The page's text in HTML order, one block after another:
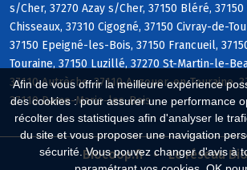
Afin de vous offrir la meilleure expérience
des cookies : pour assurer une performance
récolter des statistiques afin d'analyser le
du site et vous proposer une navigation
sécurité. Vous pouvez changer d'avis à
s/Cher, 37270 Azay s/Cher, 37150 Bléré, 37150
Chisseaux, 37310 Cigogné, 37150 Civray-de-
37150 Epeigné-les-Bois, 37150 Francueil,
Touraine, 37150 Luzillé, 37270 St-Martin-le-
37110 Autrèche, 37110 Auzouer-en-Touraine,
37110 Dame-Marie-les-Bois
Biocoop.fr
Le réseau